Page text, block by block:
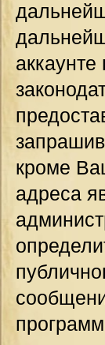
кроме
адреса